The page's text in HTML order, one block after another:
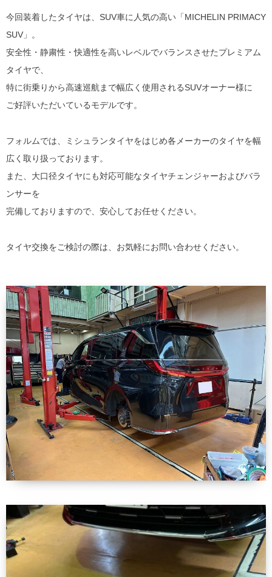
今回装着したタイヤは、SUV車に人気の高い「MICHELIN PRIMACY
SUV」。
安全性・静粛性・快適性を高いレベルでバランスさせたプレミアム
タイヤで、
特に街乗りから高速巡航まで幅広く使用されるSUVオーナー様に
ご好評いただいているモデルです。
フォルムでは、ミシュランタイヤをはじめ各メーカーのタイヤを幅
広く取り扱っております。
また、大口径タイヤにも対応可能なタイヤチェンジャーおよびバラ
ンサーを
完備しておりますので、安心してお任せください。
タイヤ交換をご検討の際は、お気軽にお問い合わせください。